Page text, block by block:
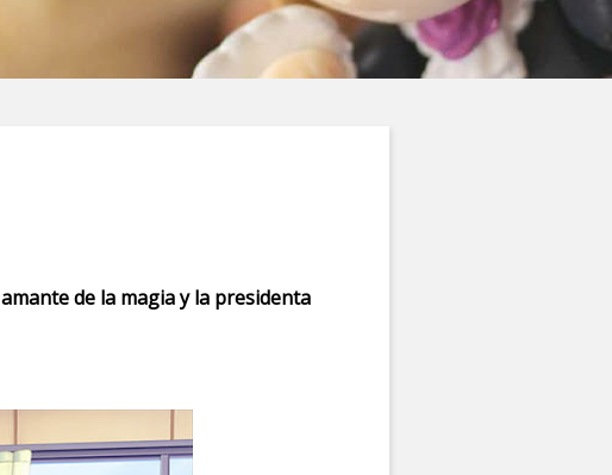
de la magia y la presidenta